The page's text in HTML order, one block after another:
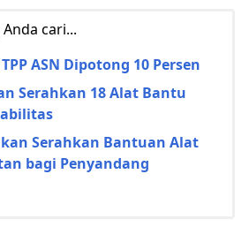
cari...
ASN Dipotong 10 Persen
Serahkan 18 Alat Bantu
Serahkan Bantuan Alat
bagi Penyandang